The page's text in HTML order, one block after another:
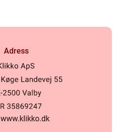
Adress
www.klikko.dk